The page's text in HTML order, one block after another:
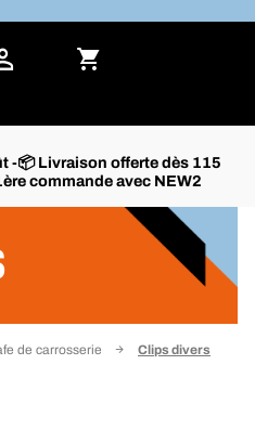
-📦 Livraison offerte dès 115
commande avec NEW2
de carrosserie Clips divers